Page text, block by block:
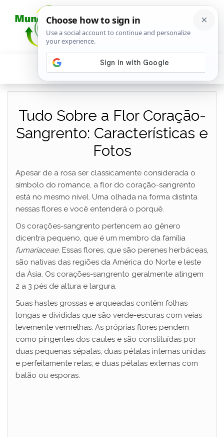
Tudo Sobre a Flor Coração-
Sangrento: Características e
Fotos
Apesar de a rosa ser classicamente considerada o
símbolo do romance, a flor do coração-sangrento
está no mesmo nível. Uma olhada na forma distinta
nessas flores e você entenderá o porquê.
Os corações-sangrento pertencem ao gênero
dicentra pequeno, que é um membro da família
fumariaceae. Essas flores, que são perenes herbáceas,
são nativas das regiões da América do Norte e leste
da Ásia. Os corações-sangrento geralmente atingem
2 a 3 pés de altura e largura.
Suas hastes grossas e arqueadas contêm folhas
longas e divididas que são verde-escuras com veias
levemente vermelhas. As próprias flores pendem
como pingentes dos caules e são constituídas por
duas pequenas sépalas; duas pétalas internas unidas
e perfeitamente retas; e duas pétalas externas com
balão ou esporas.